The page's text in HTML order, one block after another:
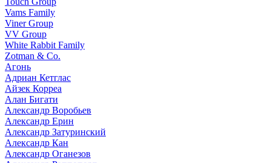
Vams Family
Viner Group
VV Group
White Rabbit Family
Zotman & Co.
Агонь
Адриан Кетглас
Айзек Корреа
Алан Бигати
Александр Воробьев
Александр Ерин
Александр Затуринский
Александр Кан
Александр Оганезов